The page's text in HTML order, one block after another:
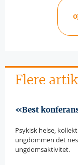
Flere
«Best
Psykisk helse,
ungdommen det
ungdomsaktivitet.